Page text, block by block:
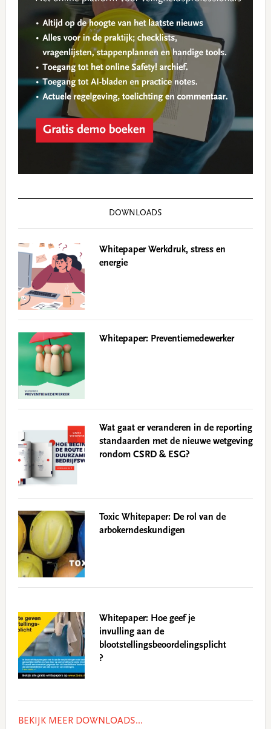
DOWNLOADS
Whitepaper Werkdruk, stress en
energie
Whitepaper: Preventiemedewerker
Wat gaat er veranderen in de reporting
standaarden met de nieuwe wetgeving
rondom CSRD & ESG?
Toxic Whitepaper: De rol van de
arbokerndeskundigen
Whitepaper: Hoe geef je
invulling aan de
blootstellingsbeoordelingsplicht
?
BEKIJK MEER DOWNLOADS...